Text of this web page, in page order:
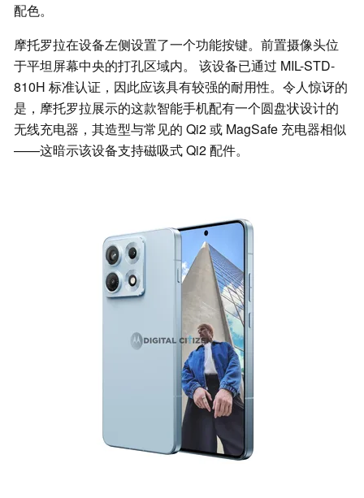
配色。
摩托罗拉在设备左侧设置了一个功能按键。前置摄像头位
于平坦屏幕中央的打孔区域内。 该设备已通过 MIL-STD-
810H 标准认证，因此应该具有较强的耐用性。令人惊讶的
是，摩托罗拉展示的这款智能手机配有一个圆盘状设计的
无线充电器，其造型与常见的 Qi2 或 MagSafe 充电器相似
——这暗示该设备支持磁吸式 Qi2 配件。